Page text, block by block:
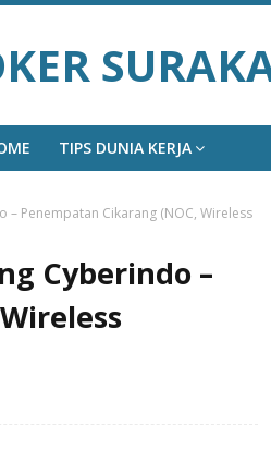
TIPS DUNIA KERJA
– Penempatan Cikarang (NOC, Wireless
Cyberindo –